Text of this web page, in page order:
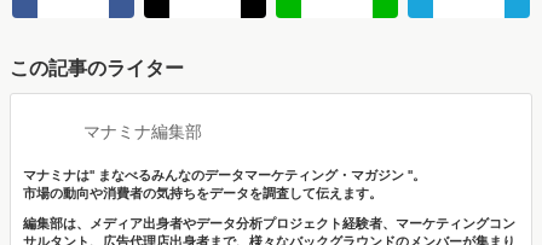
編集部は、メディア出身者やデータ分析プロジェクト経験者、マーケティングコン
ました。イメージは「仲の良いパートナー会社の人」。難しいことも簡単に、「み
んながまなべる」メディアをめざして、日々情報を発信しています。